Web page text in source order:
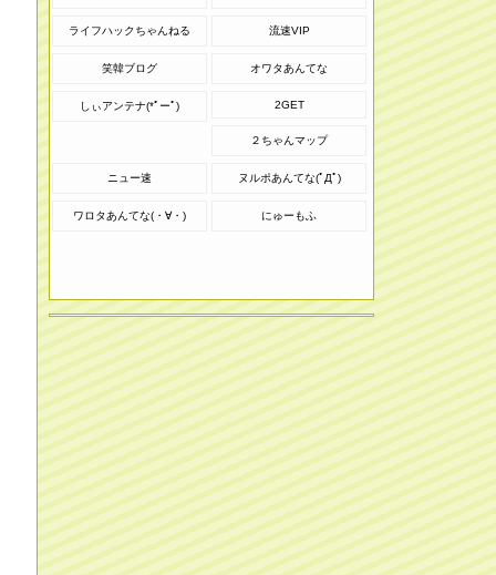
ライフハックちゃんねる 流速VIP
笑韓ブログ オワタあんてな
しぃアンテナ(*ﾟーﾟ) 2GET
２ちゃんマップ
ニュー速 ヌルポあんてな(ﾟДﾟ)
ワロタあんてな(・∀・) にゅーもふ